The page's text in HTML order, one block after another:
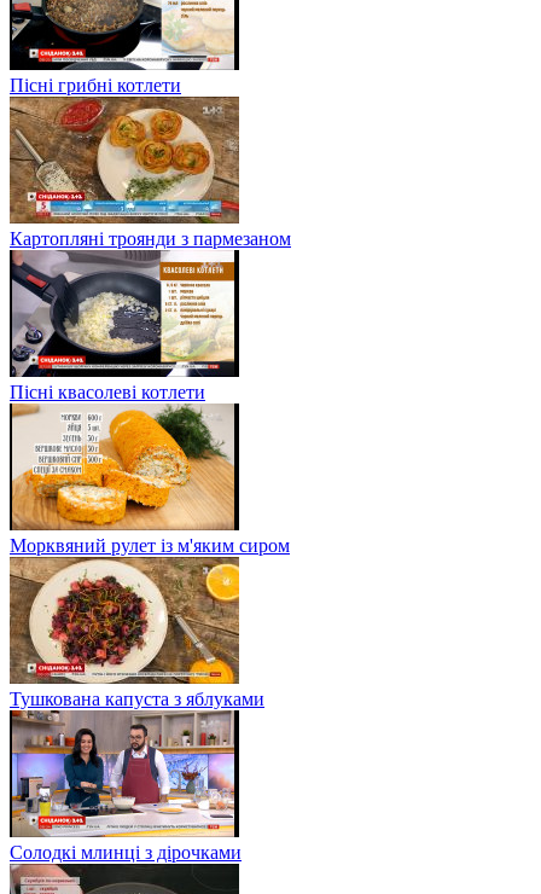
Пісні грибні котлети
Картопляні троянди з пармезаном
Пісні квасолеві котлети
Морквяний рулет із м'яким сиром
Тушкована капуста з яблуками
Солодкі млинці з дірочками